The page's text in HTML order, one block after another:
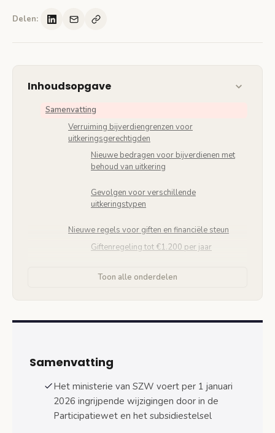
Delen:
Inhoudsopgave
Samenvatting
Verruiming bijverdiengrenzen voor
uitkeringsgerechtigden
Nieuwe bedragen voor bijverdienen met
behoud van uitkering
Gevolgen voor verschillende
uitkeringstypen
Nieuwe regels voor giften en financiële steun
Giftenregeling tot €1.200 per jaar
Uitzonderingen en voorwaarden
Uitbreiding werkcentra en
35 werkcentra in alle arbeidsmarktregio’s
Individuele Plaatsing en Steun (IPS) voor
Toon alle onderdelen
Samenvatting
Het ministerie van SZW voert per 1 januari
2026 ingrijpende wijzigingen door in de
Participatiewet en het subsidiestelsel